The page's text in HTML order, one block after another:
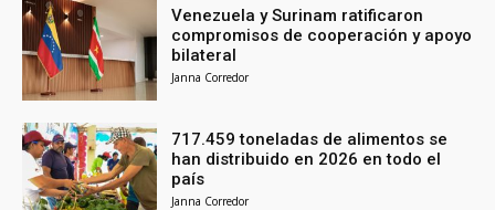
Venezuela y Surinam ratificaron
compromisos de cooperación y apoyo
bilateral
Janna Corredor
717.459 toneladas de alimentos se
han distribuido en 2026 en todo el
país
Janna Corredor